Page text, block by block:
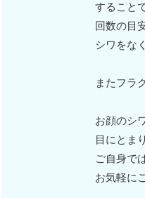
すること
回数の目
シワをな
またフラ
お顔のシ
目にとま
ご自身で
お気軽に